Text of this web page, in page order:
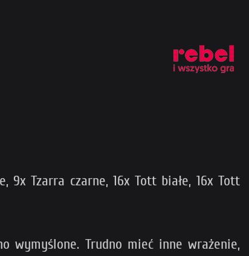
9x Tzarra czarne, 16x Tott białe, 16x Tott
wymyślone. Trudno mieć inne wrażenie,